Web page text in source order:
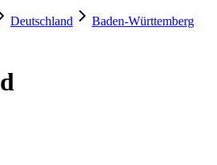
Deutschland
Baden-Württemberg